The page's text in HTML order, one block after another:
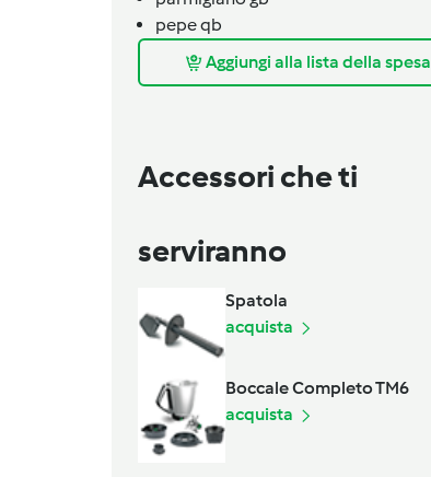
pepe qb
Aggiungi alla lista della spesa
Accessori che ti
serviranno
Spatola
acquista
Boccale Completo TM6
acquista